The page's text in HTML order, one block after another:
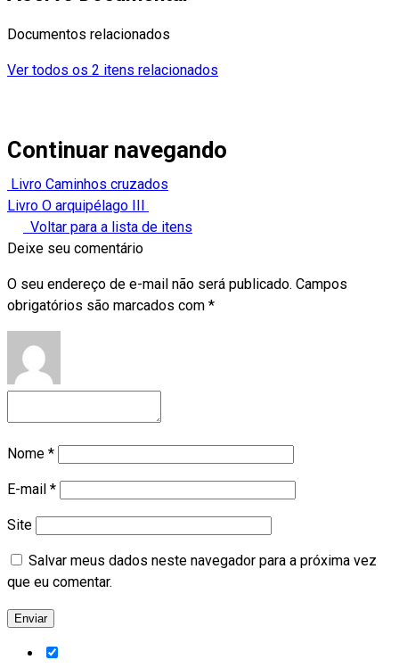
Documentos relacionados
Ver todos os 2 itens relacionados
Continuar navegando
Livro Caminhos cruzados
Livro O arquipélago III
Voltar para a lista de itens
Deixe seu comentário
O seu endereço de e-mail não será publicado. Campos
obrigatórios são marcados com *
Nome *
E-mail *
Site
Salvar meus dados neste navegador para a próxima vez
que eu comentar.